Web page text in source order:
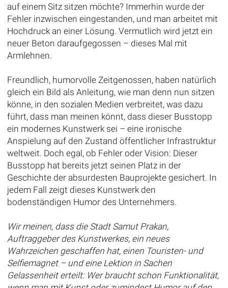
auf einem Sitz sitzen möchte? Immerhin wurde der
Fehler inzwischen eingestanden, und man arbeitet mit
Hochdruck an einer Lösung. Vermutlich wird jetzt ein
neuer Beton daraufgegossen – dieses Mal mit
Armlehnen.
Freundlich, humorvolle Zeitgenossen, haben natürlich
gleich ein Bild als Anleitung, wie man denn nun sitzen
könne, in den sozialen Medien verbreitet, was dazu
führt, dass man meinen könnt, dass dieser Busstopp
ein modernes Kunstwerk sei – eine ironische
Anspielung auf den Zustand öffentlicher Infrastruktur
weltweit. Doch egal, ob Fehler oder Vision: Dieser
Busstopp hat bereits jetzt seinen Platz in der
Geschichte der absurdesten Bauprojekte gesichert. In
jedem Fall zeigt dieses Kunstwerk den
bodenständigen Humor des Unternehmers.
Wir meinen, dass die Stadt Samut Prakan,
Auftraggeber des Kunstwerkes, ein neues
Wahrzeichen geschaffen hat, einen Touristen- und
Selfiemagnet – und eine Lektion in Sachen
Gelassenheit erteilt: Wer braucht schon Funktionalität,